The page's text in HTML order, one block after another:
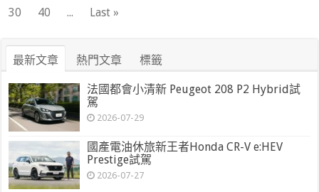
30
40 ... Last »
最新文章 熱門文章 標籤
法國都會小清新 Peugeot 208 P2 Hybrid試
駕
2026-07-29
國產電油休旅新王者Honda CR-V e:HEV
Prestige試駕
2026-07-27